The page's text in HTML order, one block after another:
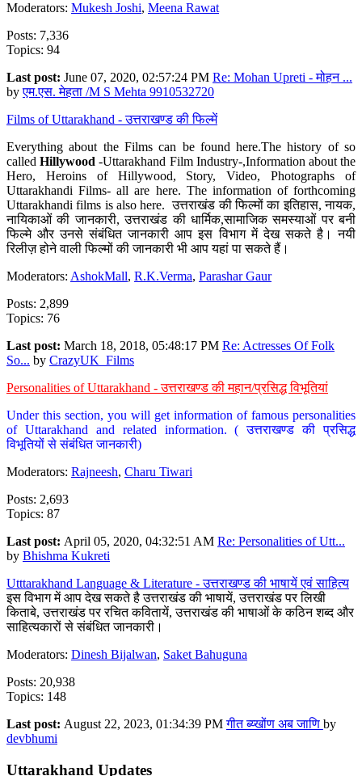
Moderators: Mukesh Joshi, Meena Rawat
Posts: 7,336
Topics: 94
Last post: June 07, 2020, 02:57:24 PM Re: Mohan Upreti - मोहन ...
byएम.एस. मेहता /M S Mehta 9910532720
Films of Uttarakhand - उत्तराखण्ड की फिल्में
Everything about the Films can be found here.The history of so
calledHillywood-Uttarakhand Film Industry-,Information about the
Hero, Heroins of Hillywood, Story, Video, Photographs of
Uttarakhandi Films- all are here. The information of forthcoming
Uttarakhandi films is also here. उत्तराखंड की फिल्मों का इतिहास, नायक,
नायिकाओं की जानकारी, उत्तराखंड की धार्मिक,सामाजिक समस्याओं पर बनी
फिल्मे और उनसे संबंधित जानकारी आप इस विभाग में देख सकते है। नयी
रिलीज़ होने वाली फिल्मों की जानकारी भी आप यहां पा सकते हैं।
Moderators: AshokMall, R.K.Verma, Parashar Gaur
Posts: 2,899
Topics: 76
Last post: March 18, 2018, 05:48:17 PM Re: Actresses Of Folk
So... by CrazyUK_Films
Personalities of Uttarakhand - उत्तराखण्ड की महान/प्रसिद्ध विभूतियां
Under this section, you will get information of famous personalities
of Uttarakhand and related information. ( उत्तराखण्ड की प्रसिद्ध
विभूतियों से संबंधित जानकारी)
Moderators: Rajneesh, Charu Tiwari
Posts: 2,693
Topics: 87
Last post: April 05, 2020, 04:32:51 AM Re: Personalities of Utt...
by Bhishma Kukreti
Utttarakhand Language & Literature - उत्तराखण्ड की भाषायें एवं साहित्य
इस विभाग में आप देख सकते है उत्तराखंड की भाषायें, उत्तराखंड पर लिखी
किताबे, उत्तराखंड पर रचित कवितायें, उत्तराखंड की भाषाओं के कठिन शब्द और
साहित्यकारों से संबंधित जानकारी।
Moderators: Dinesh Bijalwan, Saket Bahuguna
Posts: 20,938
Topics: 148
Last post: August 22, 2023, 01:34:39 PMगीत ब्य्खोंण अब जाणि by
devbhumi
Uttarakhand Updates